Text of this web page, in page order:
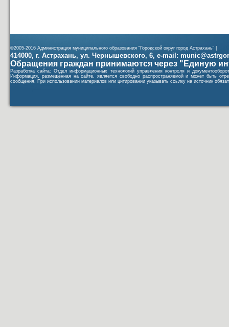
©2005-2016 Администрация муниципального образования "Городской округ город Астрахань" |
414000, г. Астрахань, ул. Чернышевского, 6, e-mail:
Обращения граждан принимаются через "Единую
Разработка сайта: Отдел информационных технологий управления контроля и
Информация, размещенная на сайте, является свободно распространяемой и может быть
сообщения. При использовании материалов или цитировании указывать ссылку на источник